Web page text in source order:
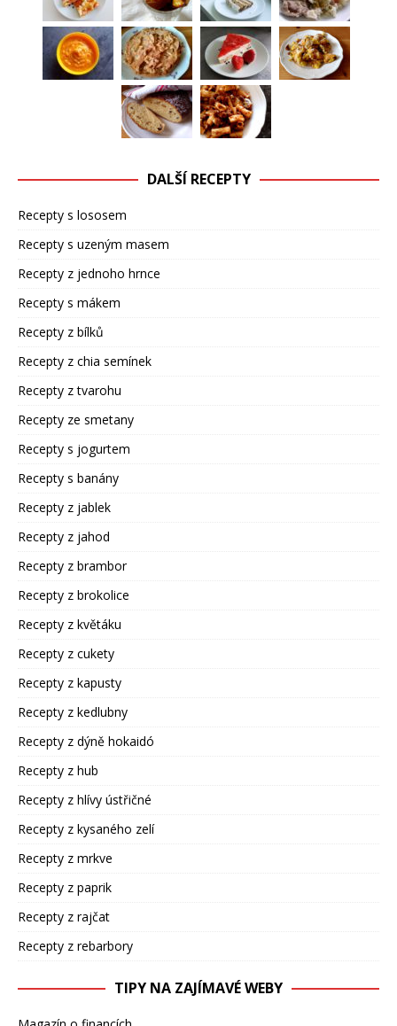
DALŠÍ RECEPTY
Recepty s lososem
Recepty s uzeným masem
Recepty z jednoho hrnce
Recepty s mákem
Recepty z bílků
Recepty z chia semínek
Recepty z tvarohu
Recepty ze smetany
Recepty s jogurtem
Recepty s banány
Recepty z jablek
Recepty z jahod
Recepty z brambor
Recepty z brokolice
Recepty z květáku
Recepty z cukety
Recepty z kapusty
Recepty z kedlubny
Recepty z dýně hokaidó
Recepty z hub
Recepty z hlívy ústřičné
Recepty z kysaného zelí
Recepty z mrkve
Recepty z paprik
Recepty z rajčat
Recepty z rebarbory
TIPY NA ZAJÍMAVÉ WEBY